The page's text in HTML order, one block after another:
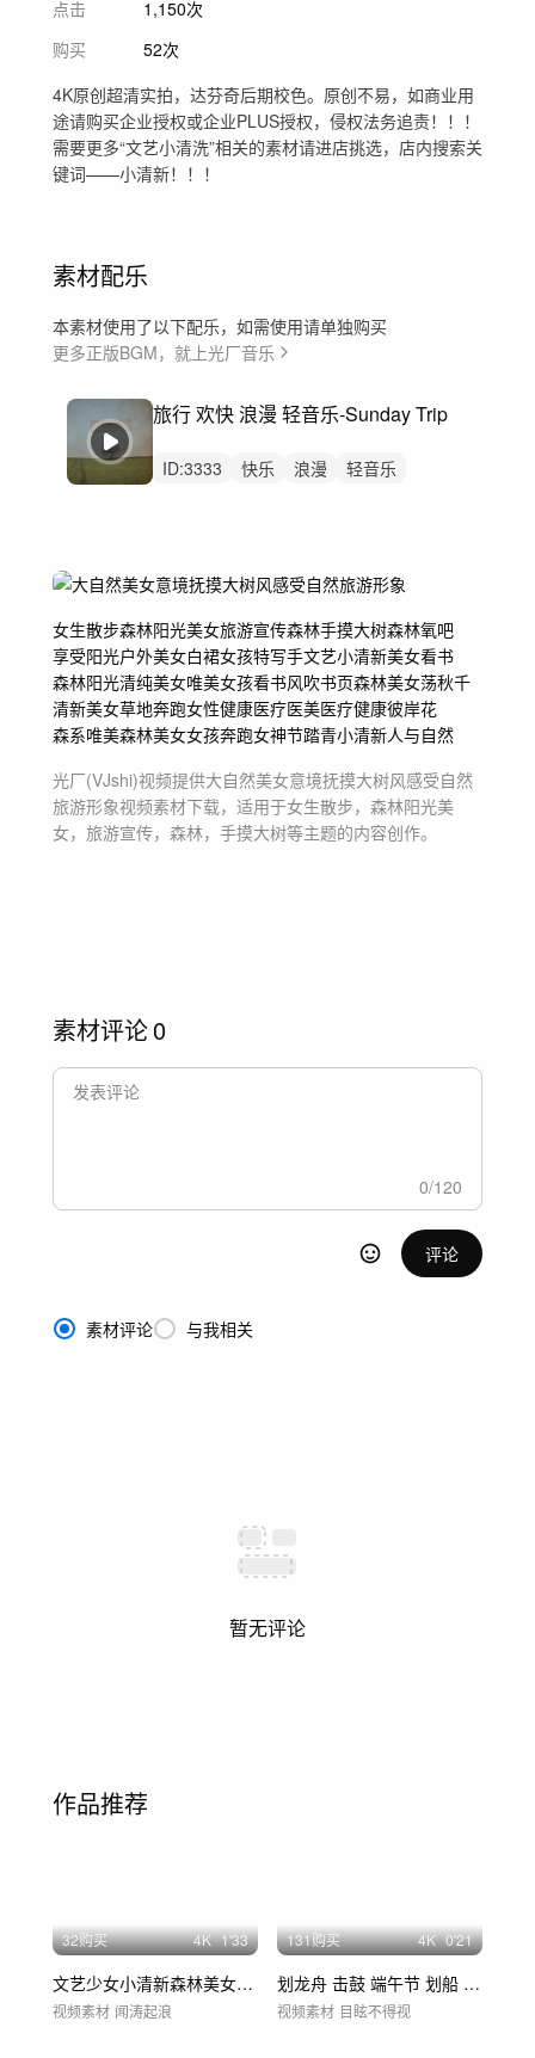
点击
1,150次
购买
52次
4K原创超清实拍，达芬奇后期校色。原创不易，如商业用
途请购买企业授权或企业PLUS授权，侵权法务追责！！！
需要更多“文艺小清洗”相关的素材请进店挑选，店内搜索关
键词——小清新！！！
素材配乐
本素材使用了以下配乐，如需使用请单独购买
更多正版BGM，就上光厂音乐
旅行 欢快 浪漫 轻音乐-Sunday Trip
ID:3333 快乐 浪漫
轻音乐
女生散步森林阳光美女旅游宣传森林手摸大树森林氧吧
享受阳光户外美女白裙女孩特写手文艺小清新美女看书
森林阳光清纯美女唯美女孩看书风吹书页森林美女荡秋千
清新美女草地奔跑女性健康医疗医美医疗健康彼岸花
森系唯美森林美女女孩奔跑女神节踏青小清新人与自然
光厂(VJshi)视频提供大自然美女意境抚摸大树风感受自然
旅游形象视频素材下载，适用于女生散步，森林阳光美
女，旅游宣传，森林，手摸大树等主题的内容创作。
素材评论0
0/120
评论
素材评论 与我相关
暂无评论
作品推荐
32购买 4K 1'33
文艺少女小清新森林美女旅游宣传感受自然
视频素材 闻涛起浪
131购买 4K 0'21
划龙舟 击鼓 端午节 划船 热烈 龙船
视频素材 目眩不得视